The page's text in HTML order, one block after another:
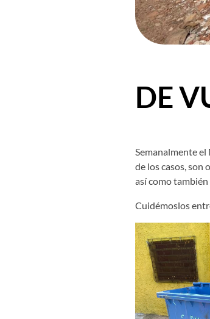
DE
Semanalmente
de los casos,
así como
Cuidémoslos